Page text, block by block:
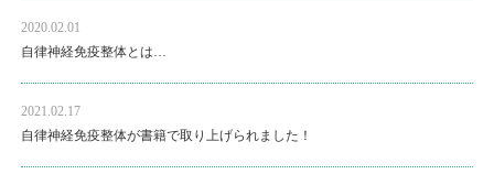
2020.02.01
自律神経免疫整体とは…
2021.02.17
自律神経免疫整体が書籍で取り上げられました！